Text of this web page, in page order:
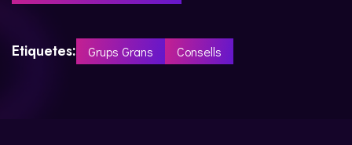
Etiquetes: Grups Grans Consells